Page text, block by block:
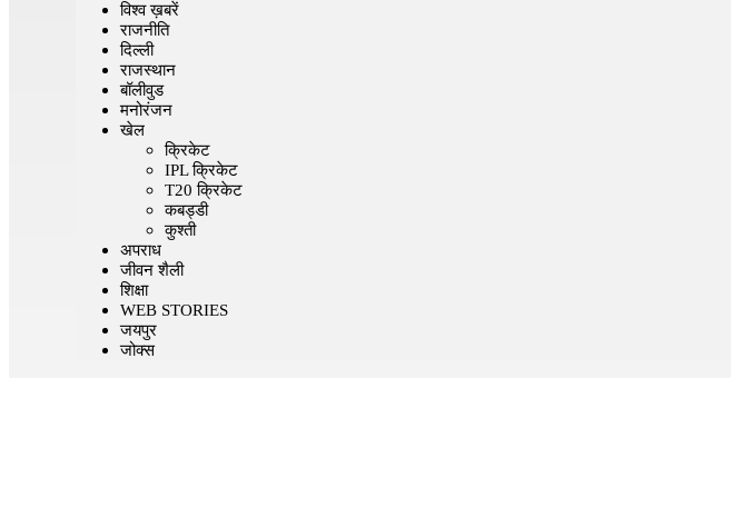
विश्व ख़बरें
राजनीति
दिल्ली
राजस्थान
बॉलीवुड
मनोरंजन
खेल
क्रिकेट
IPL क्रिकेट
T20 क्रिकेट
कबड्डी
कुश्ती
अपराध
जीवन शैली
शिक्षा
WEB STORIES
जयपुर
जोक्स